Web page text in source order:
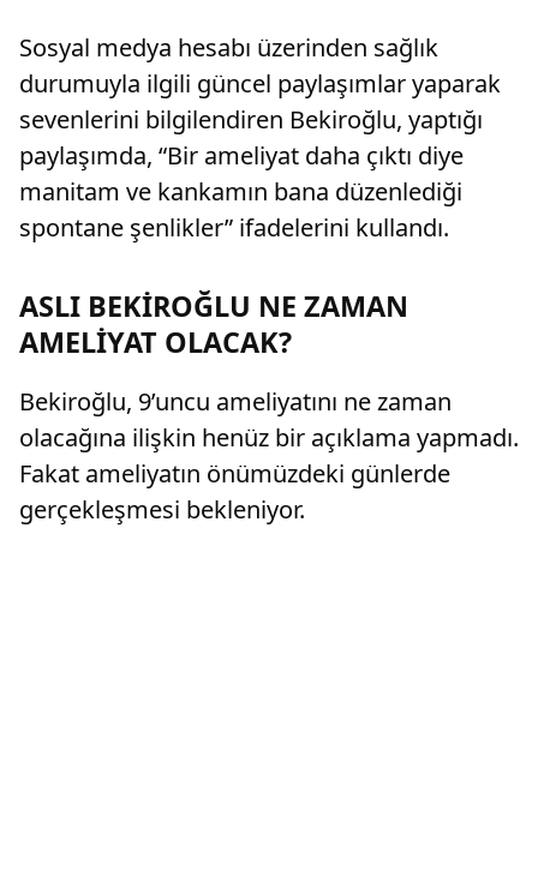
Sosyal medya hesabı üzerinden sağlık
durumuyla ilgili güncel paylaşımlar yaparak
sevenlerini bilgilendiren Bekiroğlu, yaptığı
paylaşımda, “Bir ameliyat daha çıktı diye
manitam ve kankamın bana düzenlediği
spontane şenlikler” ifadelerini kullandı.
ASLI BEKİROĞLU NE ZAMAN
AMELİYAT OLACAK?
Bekiroğlu, 9’uncu ameliyatını ne zaman
olacağına ilişkin henüz bir açıklama yapmadı.
Fakat ameliyatın önümüzdeki günlerde
gerçekleşmesi bekleniyor.